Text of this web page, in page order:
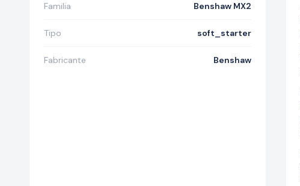
Familia Benshaw MX2
Tipo soft_starter
Fabricante Benshaw